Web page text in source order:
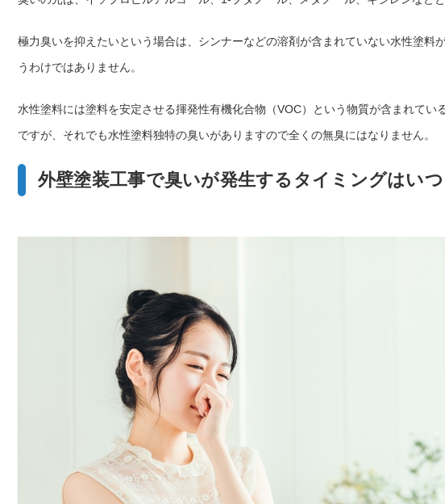
極力臭いを抑えたいという場合は、シンナーなどの溶剤が含まれていない水性塗料
うわけではありません。
水性塗料には塗料を安定させる揮発性有機化合物（VOC）という物質が含まれて
ですが、それでも水性塗料独特の臭いがありますので全くの無臭にはなりません。
外壁塗装工事で臭いが発生するタイミングはい